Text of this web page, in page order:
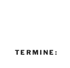
TERMINE: